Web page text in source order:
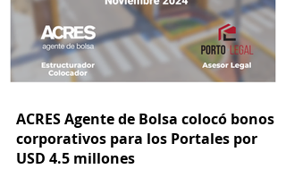
ACRES Agente de Bolsa colocó bonos
corporativos para los Portales por
USD 4.5 millones